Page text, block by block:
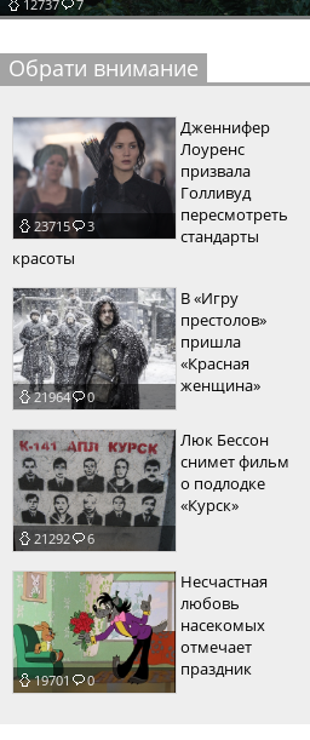
пїЅпїЅпїЅ
пїЅпїЅпїЅ пїЅпїЅпїЅпїЅпїЅ
пїЅпїЅпїЅ
пїЅпїЅпїЅпїЅпїЅ
12737 7
Обрати внимание
23715 3
Дженнифер
Лоуренс
призвала
Голливуд
пересмотреть
стандарты
красоты
21964 0
В «Игру
престолов»
пришла
«Красная
женщина»
21292 6
Люк Бессон
снимет фильм
о подлодке
«Курск»
19701 0
Несчастная
любовь
насекомых
отмечает
праздник